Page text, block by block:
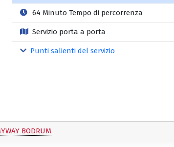
64 Minuto Tempo di percorrenza
Servizio porta a porta
Punti salienti del servizio
BODRUM